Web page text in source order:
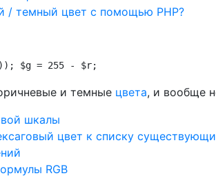
/ темный цвет с помощью PHP?
$g = 255 - $r;
и темные цвета, и вообще
шкалы
цвет к списку
RGB